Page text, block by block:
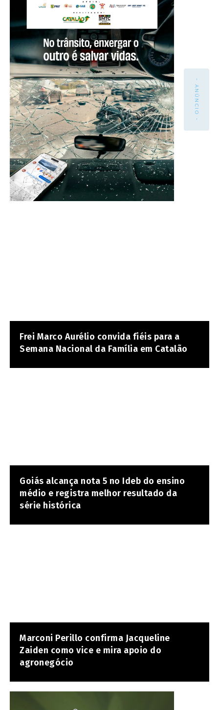
- ANÚNCIO -
Frei Marco Aurélio convida fiéis para a
Semana Nacional da Família em Catalão
Goiás alcança nota 5 no Ideb do ensino
médio e registra melhor resultado da
série histórica
Marconi Perillo confirma Jacqueline
Zaiden como vice e mira apoio do
agronegócio